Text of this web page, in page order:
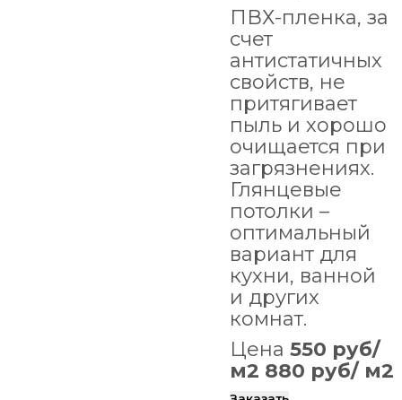
ПВХ-пленка, за
счет
антистатичных
свойств, не
притягивает
пыль и хорошо
очищается при
загрязнениях.
Глянцевые
потолки –
оптимальный
вариант для
кухни, ванной
и других
комнат.
Цена 550 руб/
м2 880 руб/ м2